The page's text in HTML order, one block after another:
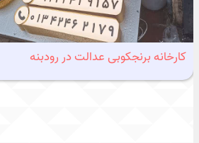
کارخانه برنجکوبی عدالت در رودبنه